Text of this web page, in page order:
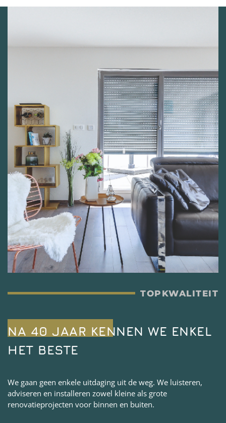
TOPKWALITEIT
NA 40 JAAR KENNEN WE ENKEL
HET BESTE
We gaan geen enkele uitdaging uit de weg. We luisteren,
adviseren en installeren zowel kleine als grote
renovatieprojecten voor binnen en buiten.